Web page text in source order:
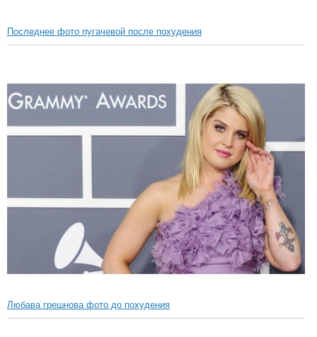
Последнее фото пугачевой после похудения
Любава грешнова фото до похудения